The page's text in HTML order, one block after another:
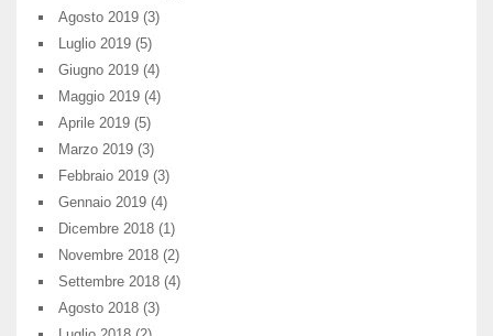
Agosto 2019 (3)
Luglio 2019 (5)
Giugno 2019 (4)
Maggio 2019 (4)
Aprile 2019 (5)
Marzo 2019 (3)
Febbraio 2019 (3)
Gennaio 2019 (4)
Dicembre 2018 (1)
Novembre 2018 (2)
Settembre 2018 (4)
Agosto 2018 (3)